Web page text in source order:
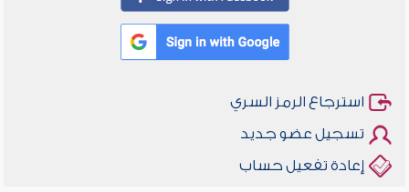
استرجاع الرمز السري
تسجيل عضو جديد
إعادة تفعيل حساب